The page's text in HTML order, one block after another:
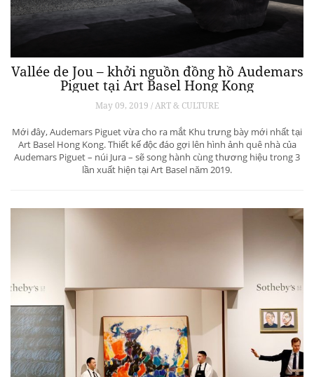
Vallée de Jou – khởi nguồn đồng hồ Audemars
Piguet tại Art Basel Hong Kong
May 09, 2019 / ART & CULTURE
Mới đây, Audemars Piguet vừa cho ra mắt Khu trưng bày mới nhất tại
Art Basel Hong Kong. Thiết kế độc đáo gợi lên hình ảnh quê nhà của
Audemars Piguet – núi Jura – sẽ song hành cùng thương hiệu trong 3
lần xuất hiện tại Art Basel năm 2019.